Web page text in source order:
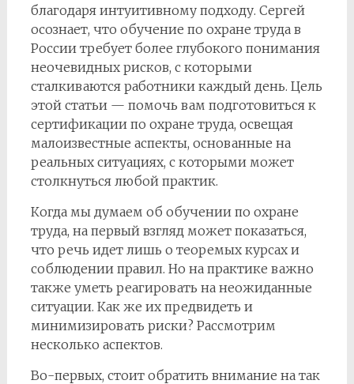
благодаря интуитивному подходу. Сергей
осознает, что обучение по охране труда в
России требует более глубокого понимания
неочевидных рисков, с которыми
сталкиваются работники каждый день. Цель
этой статьи — помочь вам подготовиться к
сертификации по охране труда, освещая
малоизвестные аспекты, основанные на
реальных ситуациях, с которыми может
столкнуться любой практик.
Когда мы думаем об обучении по охране
труда, на первый взгляд может показаться,
что речь идет лишь о теоремых курсах и
соблюдении правил. Но на практике важно
также уметь реагировать на неожиданные
ситуации. Как же их предвидеть и
минимизировать риски? Рассмотрим
несколько аспектов.
Во-первых, стоит обратить внимание на так